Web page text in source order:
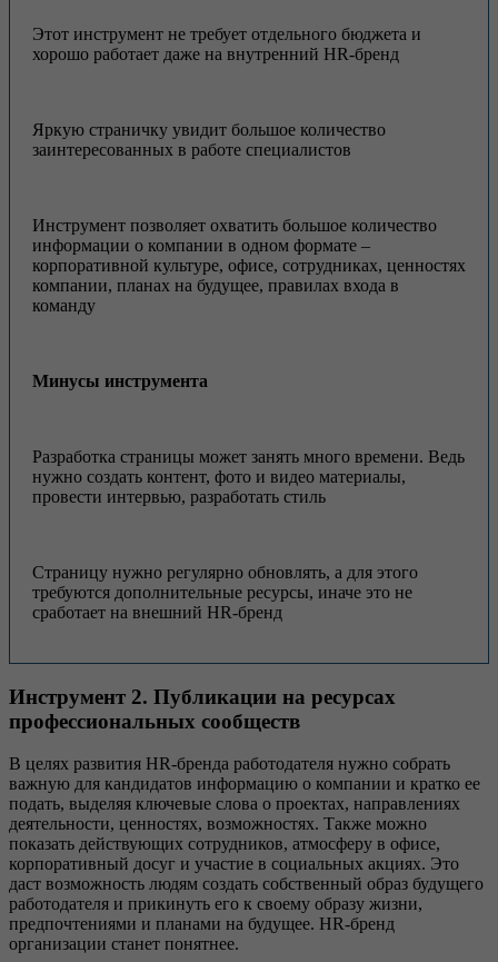
Этот инструмент не требует отдельного бюджета и
хорошо работает даже на внутренний HR-бренд
Яркую страничку увидит большое количество
заинтересованных в работе специалистов
Инструмент позволяет охватить большое количество
информации о компании в одном формате –
корпоративной культуре, офисе, сотрудниках, ценностях
компании, планах на будущее, правилах входа в
команду
Минусы инструмента
Разработка страницы может занять много времени. Ведь
нужно создать контент, фото и видео материалы,
провести интервью, разработать стиль
Страницу нужно регулярно обновлять, а для этого
требуются дополнительные ресурсы, иначе это не
сработает на внешний HR-бренд
Инструмент 2. Публикации на ресурсах
профессиональных сообществ
В целях развития HR-бренда работодателя нужно собрать
важную для кандидатов информацию о компании и кратко ее
подать, выделяя ключевые слова о проектах, направлениях
деятельности, ценностях, возможностях. Также можно
показать действующих сотрудников, атмосферу в офисе,
корпоративный досуг и участие в социальных акциях. Это
даст возможность людям создать собственный образ будущего
работодателя и прикинуть его к своему образу жизни,
предпочтениями и планами на будущее. HR-бренд
организации станет понятнее.